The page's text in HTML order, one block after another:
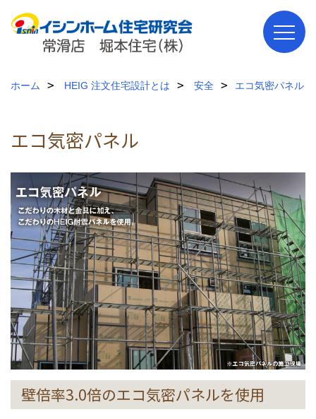
ホーム HEIG 注文住宅設計とは 安全 エコ気密パネル
エコ気密パネル
壁倍率3.0倍のエコ気密パネルを使用